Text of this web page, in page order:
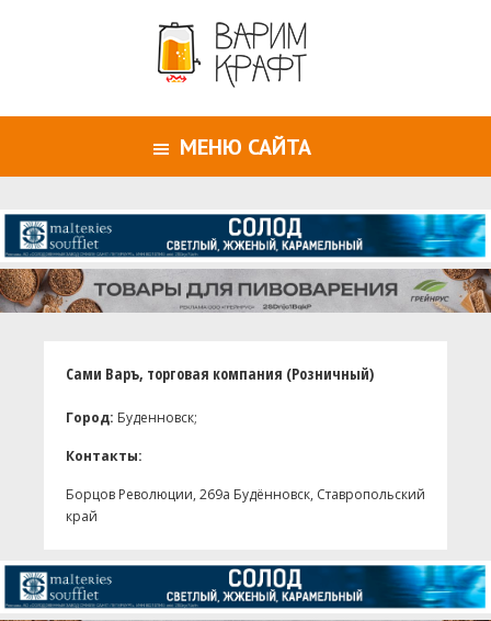
МЕНЮ САЙТА
Сами Варъ, торговая компания (Розничный)
Город: Буденновск;
Контакты:
Борцов Революции, 269а Будённовск, Ставропольский
край